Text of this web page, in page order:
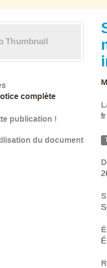
complète
publication !
du document
fr